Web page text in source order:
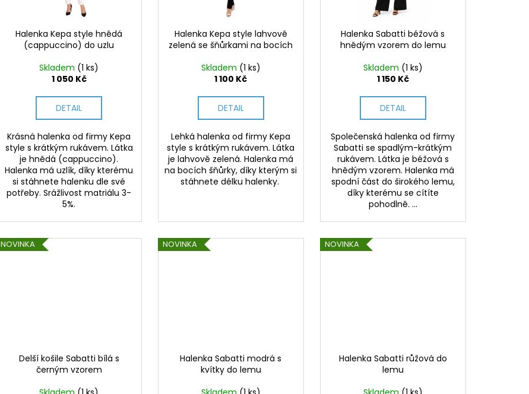
Halenka Kepa style hnědá
(cappuccino) do uzlu
Skladem (1 ks)
1 050 Kč
DETAIL
Krásná halenka od firmy Kepa
style s krátkým rukávem. Látka
je hnědá (cappuccino).
Halenka má uzlík, díky kterému
si stáhnete halenku dle své
potřeby. Srážlivost matriálu 3-
5%.
Halenka Kepa style lahvově
zelená se šňůrkami na bocích
Skladem (1 ks)
1 100 Kč
DETAIL
Lehká halenka od firmy Kepa
style s krátkým rukávem. Látka
je lahvově zelená. Halenka má
na bocích šňůrky, díky kterým si
stáhnete délku halenky.
Halenka Sabatti béžová s
hnědým vzorem do lemu
Skladem (1 ks)
1 150 Kč
DETAIL
Společenská halenka od firmy
Sabatti se spadlým-krátkým
rukávem. Látka je béžová s
hnědým vzorem. Halenka má
spodní část do širokého lemu,
díky kterému se cítíte
pohodlně. ...
NOVINKA
Delší košile Sabatti bílá s
černým vzorem
NOVINKA
Halenka Sabatti modrá s
kvítky do lemu
NOVINKA
Halenka Sabatti růžová do
lemu